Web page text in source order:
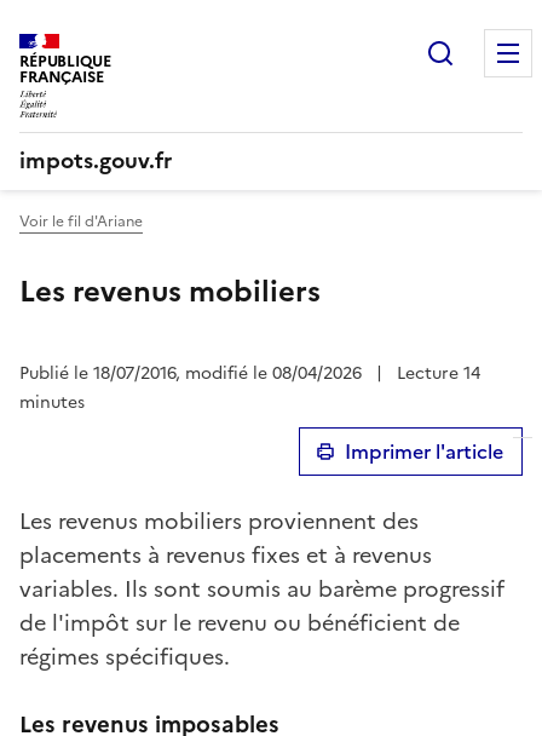
RÉPUBLIQUE
FRANÇAISE
impots.gouv.fr
Voir le fil d'Ariane
Les revenus mobiliers
Publié le 18/07/2016, modifié le 08/04/2026 |
Lecture 14
minutes
Imprimer l'article
Les revenus mobiliers proviennent des
placements à revenus fixes et à revenus
variables. Ils sont soumis au barème progressif
de l'impôt sur le revenu ou bénéficient de
régimes spécifiques.
Les revenus imposables